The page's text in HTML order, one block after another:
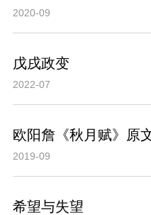
2020-09
戊戌政变
2022-07
欧阳詹《秋月赋》原
2019-09
希望与失望